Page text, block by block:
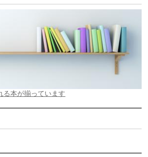
る本が揃っています